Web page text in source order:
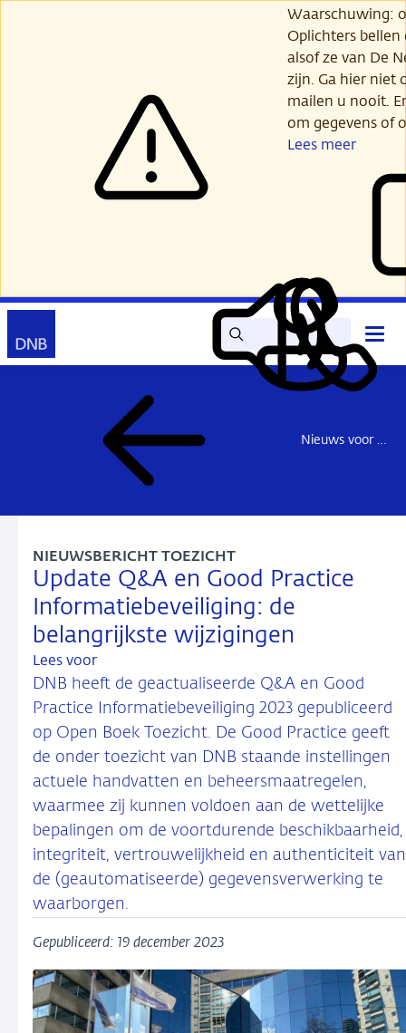
Waarschuwing:
Oplichters
alsof ze van De
zijn. Ga hier niet
mailen u nooit.
om gegevens of
Lees meer
Zoek Lees
voor
Mijn
DNB
Contact
Nieuws voor de sector
Update Q&A en Good Practice
Informatiebeveiliging: de
belangrijkste wijzigingen
NIEUWSBERICHT TOEZICHT
Lees voor
DNB heeft de geactualiseerde Q&A en Good
Practice Informatiebeveiliging 2023 gepubliceerd
op Open Boek Toezicht. De Good Practice geeft
de onder toezicht van DNB staande instellingen
actuele handvatten en beheersmaatregelen,
waarmee zij kunnen voldoen aan de wettelijke
bepalingen om de voortdurende beschikbaarheid,
integriteit, vertrouwelijkheid en authenticiteit van
de (geautomatiseerde) gegevensverwerking te
waarborgen.
Gepubliceerd: 19 december 2023